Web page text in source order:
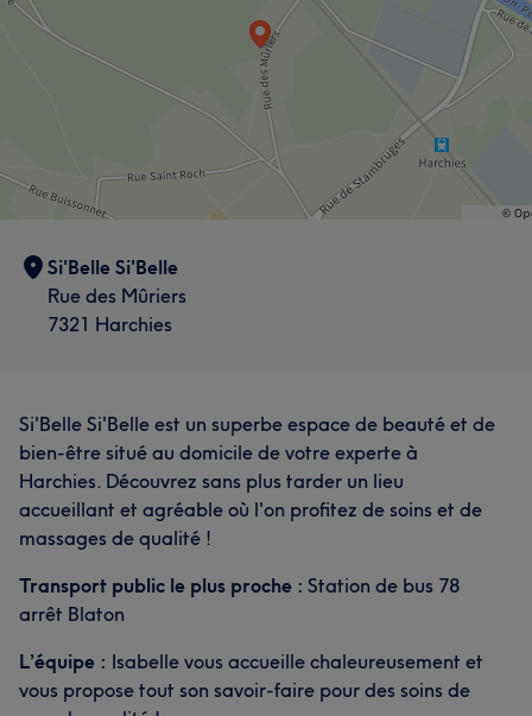
Si'Belle Si'Belle
Rue des Mûriers
7321 Harchies
Si'Belle Si'Belle est un superbe espace de beauté et de
bien-être situé au domicile de votre experte à
Harchies. Découvrez sans plus tarder un lieu
accueillant et agréable où l'on profitez de soins et de
massages de qualité !
Transport public le plus proche : Station de bus 78
arrêt Blaton
L’équipe : Isabelle vous accueille chaleureusement et
vous propose tout son savoir-faire pour des soins de